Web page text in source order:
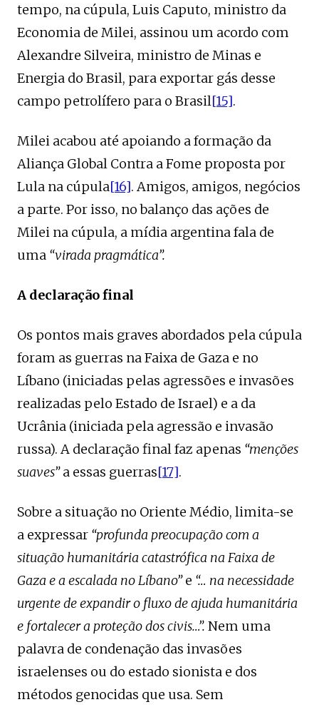
tempo, na cúpula, Luis Caputo, ministro da
Economia de Milei, assinou um acordo com
Alexandre Silveira, ministro de Minas e
Energia do Brasil, para exportar gás desse
campo petrolífero para o Brasil[15].
Milei acabou até apoiando a formação da
Aliança Global Contra a Fome proposta por
Lula na cúpula[16]. Amigos, amigos, negócios
a parte. Por isso, no balanço das ações de
Milei na cúpula, a mídia argentina fala de
uma “virada pragmática”.
A declaração final
Os pontos mais graves abordados pela cúpula
foram as guerras na Faixa de Gaza e no
Líbano (iniciadas pelas agressões e invasões
realizadas pelo Estado de Israel) e a da
Ucrânia (iniciada pela agressão e invasão
russa). A declaração final faz apenas “menções
suaves”a essas guerras[17].
Sobre a situação no Oriente Médio, limita-se
a expressar “profunda preocupação com a
situação humanitária catastrófica na Faixa de
Gaza e a escalada no Líbano”e “… na necessidade
urgente de expandir o fluxo de ajuda humanitária
e fortalecer a proteção dos civis…”. Nem uma
palavra de condenação das invasões
israelenses ou do estado sionista e dos
métodos genocidas que usa. Sem